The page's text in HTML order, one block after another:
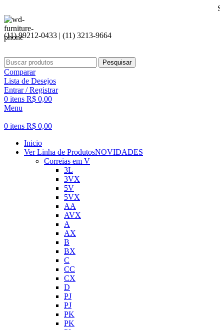
Seja bem
(11) 99212-0433 | (11) 3213-9664
Pesquisar
Comparar
Lista de Desejos
Entrar / Registrar
0 itens R$ 0,00
Menu
0 itens R$ 0,00
Inicio
Ver Linha de ProdutosNOVIDADES
Correias em V
3L
3VX
5V
5VX
AA
AVX
A
AX
B
BX
C
CC
CX
D
PJ
PJ
PK
PK